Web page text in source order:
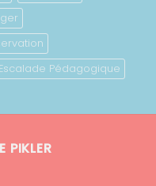
Pédagogique
PIKLER